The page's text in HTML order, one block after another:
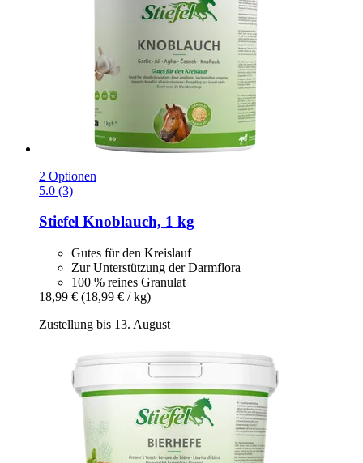
2 Optionen
5.0 (3)
Stiefel Knoblauch, 1 kg
Gutes für den Kreislauf
Zur Unterstützung der Darmflora
100 % reines Granulat
18,99 € (18,99 € / kg)
Zustellung bis 13. August